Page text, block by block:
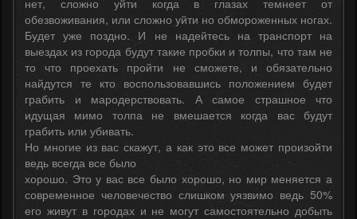
нет, сложно уйти когда в глазах темнеет от
обезвоживания, или сложно уйти но обмороженных ногах.
Будет уже поздно. И не надейтесь на транспорт на
выездах из города будут такие пробки и толпы, что там не
то что проехать пройти не сможете, и обязательно
найдутся те кто воспользовавшись положением будет
грабить и мародерствовать. А самое страшное что
идущая мимо толпа не вмешается когда вас будут
грабить или убивать.
Но многие из вас скажут, а как это все может произойти
ведь всегда все было
хорошо. Это у вас все было хорошо, но мир меняется а
современное человечество слишком уязвимо ведь 50%
его живут в городах и не могут самостоятельно добыть